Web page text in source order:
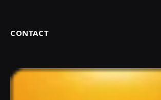
CONTACT